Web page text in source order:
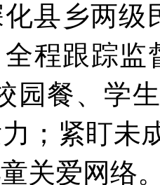
乡两级
程跟踪监
园餐、学
；紧盯未
关爱网络